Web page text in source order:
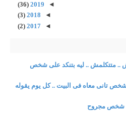
◄
2019
(36)
◄
2018
(3)
◄
2017
(2)
.. متتكلمش .. ليه بتنكد على شخص
تانى معاه فى البيت .. كل يوم يقوله
شخص مجروح